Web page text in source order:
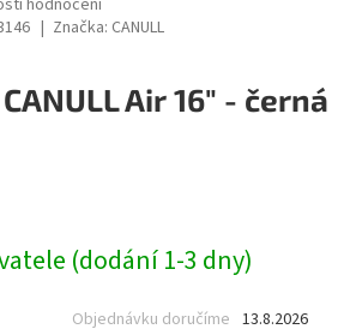
M
hodnocení
Značka: CANULL
Air 16" - černá
(dodání 1-3 dny)
13.8.2026
Objednávku doručíme